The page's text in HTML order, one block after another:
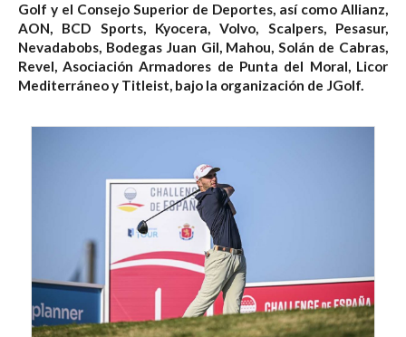
Golf y el Consejo Superior de Deportes, así como Allianz,
AON, BCD Sports, Kyocera, Volvo, Scalpers, Pesasur,
Nevadabobs, Bodegas Juan Gil, Mahou, Solán de Cabras,
Revel, Asociación Armadores de Punta del Moral, Licor
Mediterráneo y Titleist, bajo la organización de JGolf.